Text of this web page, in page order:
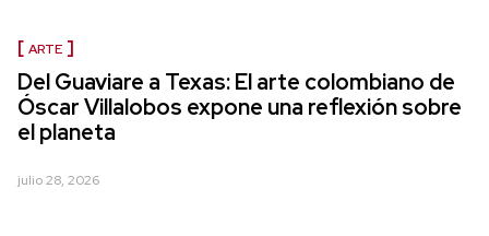
ARTE
Del Guaviare a Texas: El arte colombiano de
Óscar Villalobos expone una reflexión sobre
el planeta
julio 28, 2026